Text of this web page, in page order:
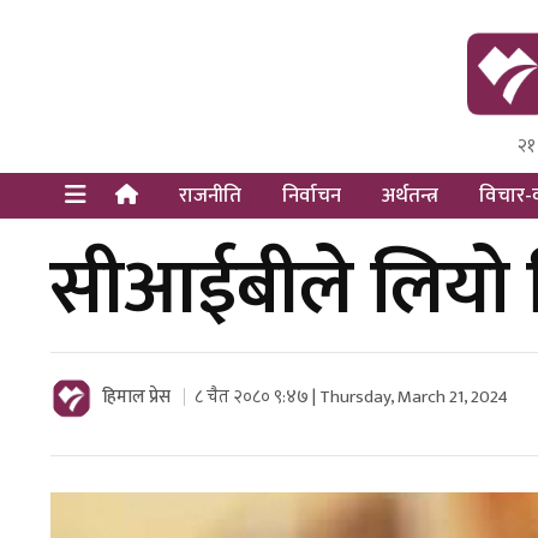
Himal
Dot
राजनीति निर्वाचन अर्थतन्त्र विचार-
सीआईबीले लियो
हिमाल प्रेस ८ चैत २०८० ९:४७ | Thursday, March 21, 2024